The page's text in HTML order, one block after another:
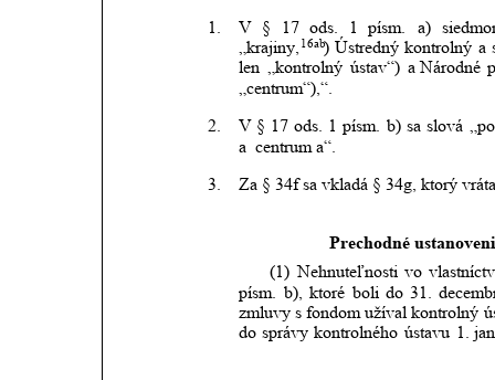
1. V § 17 ods. 1 písm. a)
„krajiny, 16ab) Ústredný kontrolný a
len
„kontrolný ústav“) a Národné
„centrum“),“.
2. V § 17 ods. 1 písm. b) sa slová
a  centrum a“.
3. Za § 34f sa vkladá § 34g, ktorý
Prechodné
(1) Nehnuteľnosti vo
písm.
b), ktoré boli do 31.
zmluvy s fondom užíval kontrolný
do správy kontrolného ústavu 1.